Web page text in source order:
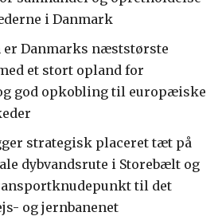
i Danmark
er Danmarks næststørste
et stort opland for
god opkobling til europæiske
strategisk placeret tæt på
dybvandsrute i Storebælt og
til det
og jernbanenet